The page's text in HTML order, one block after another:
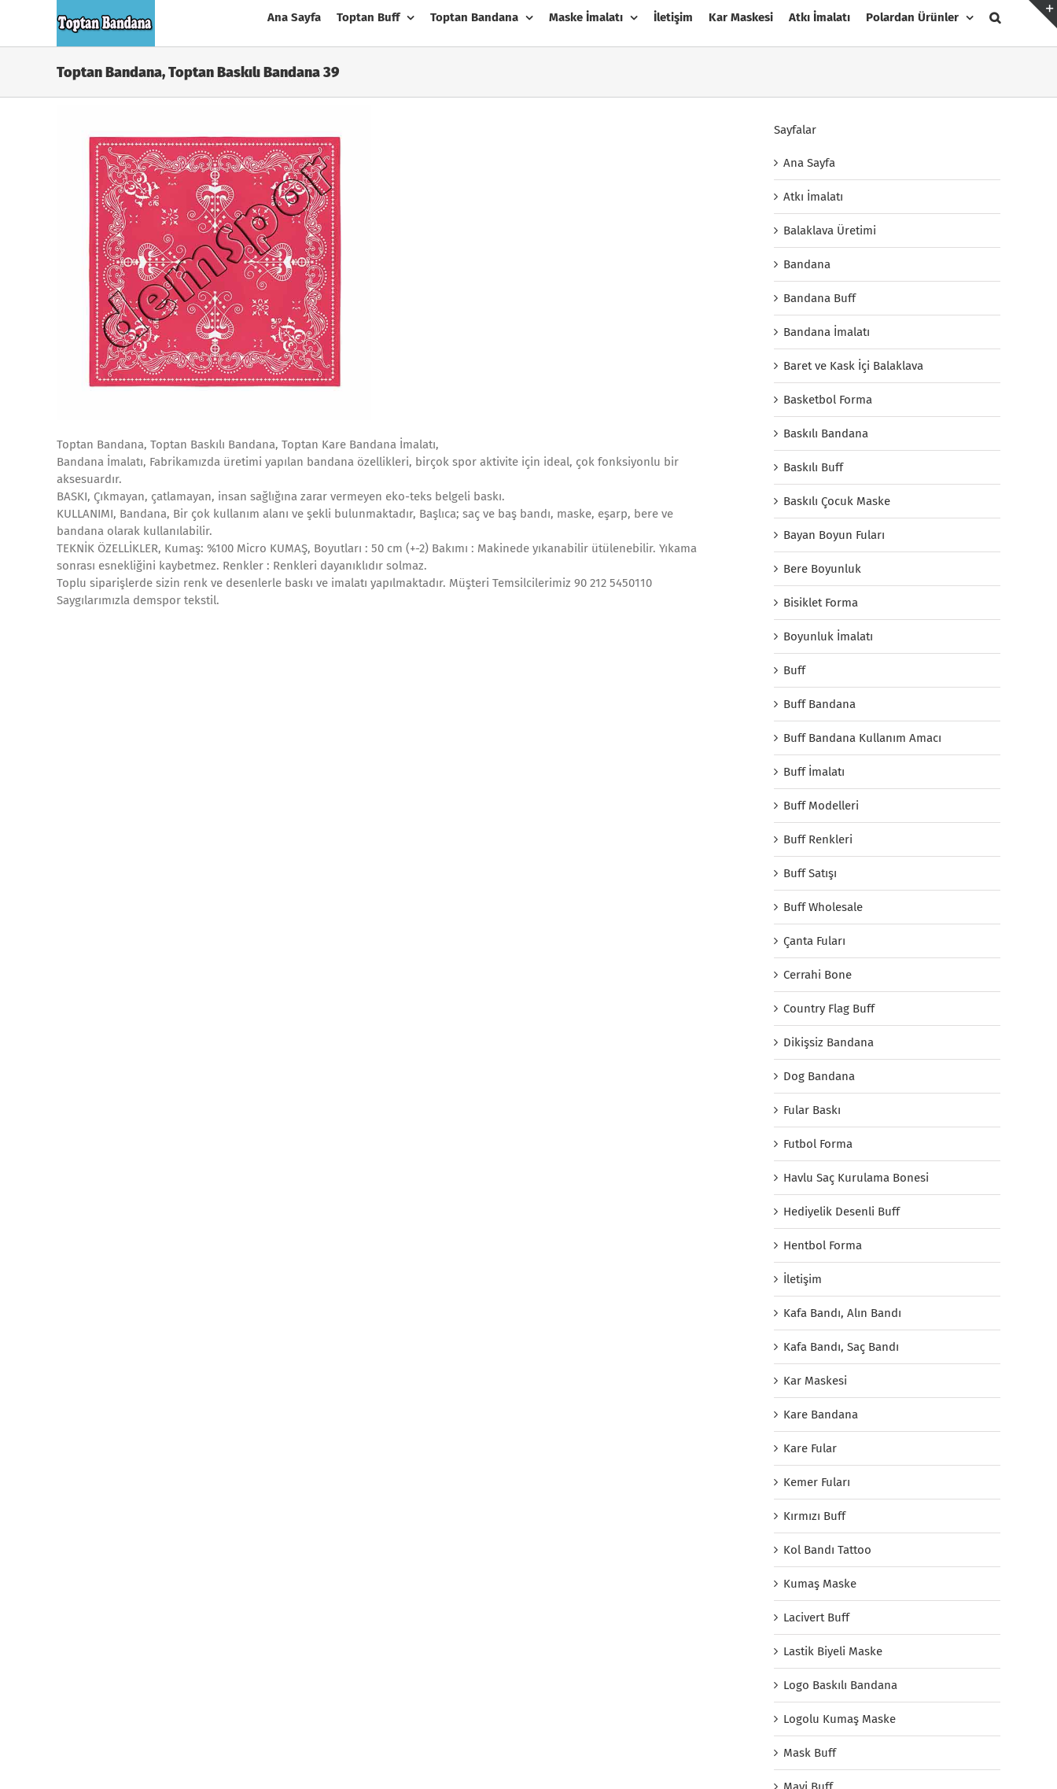
Ana Sayfa Toptan Buff Toptan Bandana Maske İmalatı İletişim Kar Maskesi Atkı İmalatı Polardan Ürünler
Toptan Bandana, Toptan Baskılı Bandana 39
Toptan Bandana, Toptan Baskılı Bandana, Toptan Kare Bandana İmalatı,
Bandana İmalatı, Fabrikamızda üretimi yapılan bandana özellikleri, birçok spor aktivite için ideal, çok fonksiyonlu bir
aksesuardır.
BASKI, Çıkmayan, çatlamayan, insan sağlığına zarar vermeyen eko-teks belgeli baskı.
KULLANIMI, Bandana, Bir çok kullanım alanı ve şekli bulunmaktadır, Başlıca; saç ve baş bandı, maske, eşarp, bere ve
bandana olarak kullanılabilir.
TEKNİK ÖZELLİKLER, Kumaş: %100 Micro KUMAŞ, Boyutları : 50 cm (+-2) Bakımı : Makinede yıkanabilir ütülenebilir. Yıkama
sonrası esnekliğini kaybetmez. Renkler : Renkleri dayanıklıdır solmaz.
Toplu siparişlerde sizin renk ve desenlerle baskı ve imalatı yapılmaktadır. Müşteri Temsilcilerimiz 90 212 5450110
Saygılarımızla demspor tekstil.
Sayfalar
Ana Sayfa
Atkı İmalatı
Balaklava Üretimi
Bandana
Bandana Buff
Bandana İmalatı
Baret ve Kask İçi Balaklava
Basketbol Forma
Baskılı Bandana
Baskılı Buff
Baskılı Çocuk Maske
Bayan Boyun Fuları
Bere Boyunluk
Bisiklet Forma
Boyunluk İmalatı
Buff
Buff Bandana
Buff Bandana Kullanım Amacı
Buff İmalatı
Buff Modelleri
Buff Renkleri
Buff Satışı
Buff Wholesale
Çanta Fuları
Cerrahi Bone
Country Flag Buff
Dikişsiz Bandana
Dog Bandana
Fular Baskı
Futbol Forma
Havlu Saç Kurulama Bonesi
Hediyelik Desenli Buff
Hentbol Forma
İletişim
Kafa Bandı, Alın Bandı
Kafa Bandı, Saç Bandı
Kar Maskesi
Kare Bandana
Kare Fular
Kemer Fuları
Kırmızı Buff
Kol Bandı Tattoo
Kumaş Maske
Lacivert Buff
Lastik Biyeli Maske
Logo Baskılı Bandana
Logolu Kumaş Maske
Mask Buff